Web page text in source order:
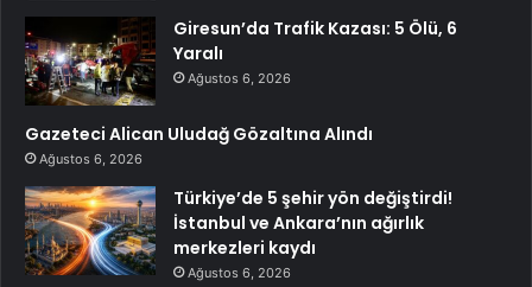
Giresun’da Trafik Kazası: 5 Ölü, 6
Yaralı
Ağustos 6, 2026
Gazeteci Alican Uludağ Gözaltına Alındı
Ağustos 6, 2026
Türkiye’de 5 şehir yön değiştirdi!
İstanbul ve Ankara’nın ağırlık
merkezleri kaydı
Ağustos 6, 2026